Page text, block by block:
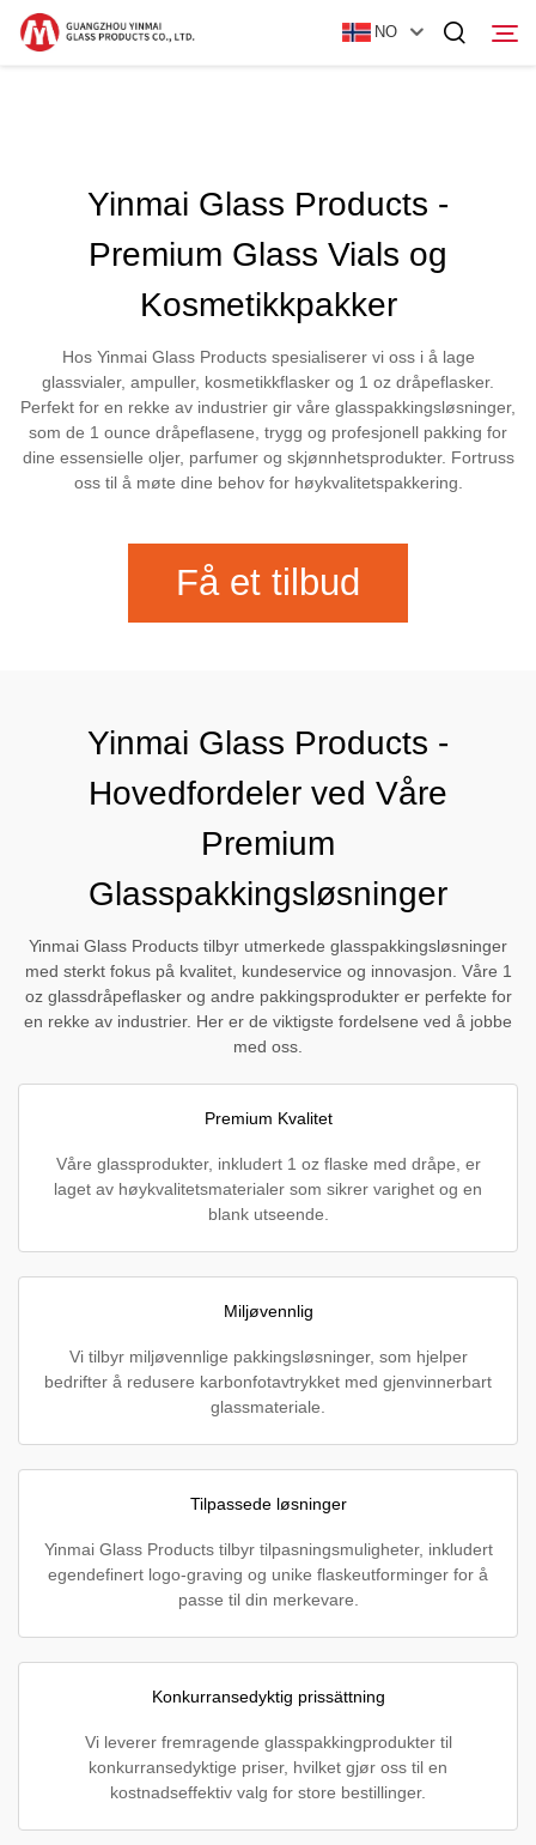
NO
Produkter
Kontakt Oss
Yinmai Glass Products -
Premium Glass Vials og
Kosmetikkpakker
Hos Yinmai Glass Products spesialiserer vi oss i å lage
glassvialer, ampuller, kosmetikkflasker og 1 oz dråpeflasker.
Perfekt for en rekke av industrier gir våre glasspakkingsløsninger,
som de 1 ounce dråpeflasene, trygg og profesjonell pakking for
dine essensielle oljer, parfumer og skjønnhetsprodukter. Fortruss
oss til å møte dine behov for høykvalitetspakkering.
Få et tilbud
Yinmai Glass Products -
Hovedfordeler ved Våre
Premium
Glasspakkingsløsninger
Yinmai Glass Products tilbyr utmerkede glasspakkingsløsninger
med sterkt fokus på kvalitet, kundeservice og innovasjon. Våre 1
oz glassdråpeflasker og andre pakkingsprodukter er perfekte for
en rekke av industrier. Her er de viktigste fordelsene ved å jobbe
med oss.
Premium Kvalitet
Våre glassprodukter, inkludert 1 oz flaske med dråpe, er
laget av høykvalitetsmaterialer som sikrer varighet og en
blank utseende.
Miljøvennlig
Vi tilbyr miljøvennlige pakkingsløsninger, som hjelper
bedrifter å redusere karbonfotavtrykket med gjenvinnerbart
glassmateriale.
Tilpassede løsninger
Yinmai Glass Products tilbyr tilpasningsmuligheter, inkludert
egendefinert logo-graving og unike flaskeutforminger for å
passe til din merkevare.
Konkurransedyktig prissättning
Vi leverer fremragende glasspakkingprodukter til
konkurransedyktige priser, hvilket gjør oss til en
kostnadseffektiv valg for store bestillinger.